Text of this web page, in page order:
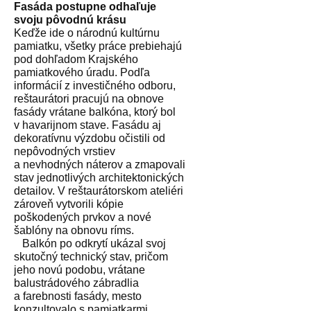
Fasáda postupne odhaľuje
svoju pôvodnú krásu
Keďže ide o národnú kultúrnu
pamiatku, všetky práce prebiehajú
pod dohľadom Krajského
pamiatkového úradu. Podľa
informácií z investičného odboru,
reštaurátori pracujú na obnove
fasády vrátane balkóna, ktorý bol
v havarijnom stave. Fasádu aj
dekoratívnu výzdobu očistili od
nepôvodných vrstiev
a nevhodných náterov a zmapovali
stav jednotlivých architektonických
detailov. V reštaurátorskom ateliéri
zároveň vytvorili kópie
poškodených prvkov a nové
šablóny na obnovu ríms.
Balkón po odkrytí ukázal svoj
skutočný technický stav, pričom
jeho novú podobu, vrátane
balustrádového zábradlia
a farebnosti fasády, mesto